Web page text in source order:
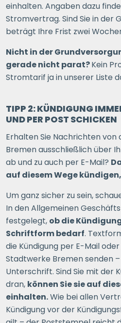
einhalten. Angaben dazu
Stromvertrag. Sind Sie in der
beträgt Ihre Frist zwei
Nicht in der
gerade nicht parat?Kein
Stromtarif ja in unserer Liste
TIPP 2: KÜNDIGUNG
UND PER POST SCHICKEN
Erhalten Sie Nachrichten
Bremen ausschließlich über
ab und zu auch per E-Mail?
auf diesem Wege
Um ganz sicher zu sein,
In den Allgemeinen
festgelegt, ob die
Schriftform bedarf.
die Kündigung per E-Mail
Stadtwerke Bremen senden
Unterschrift. Sind Sie mit der
dran, können Sie sie auf
einhalten.Wie bei allen
Kündigung vor der